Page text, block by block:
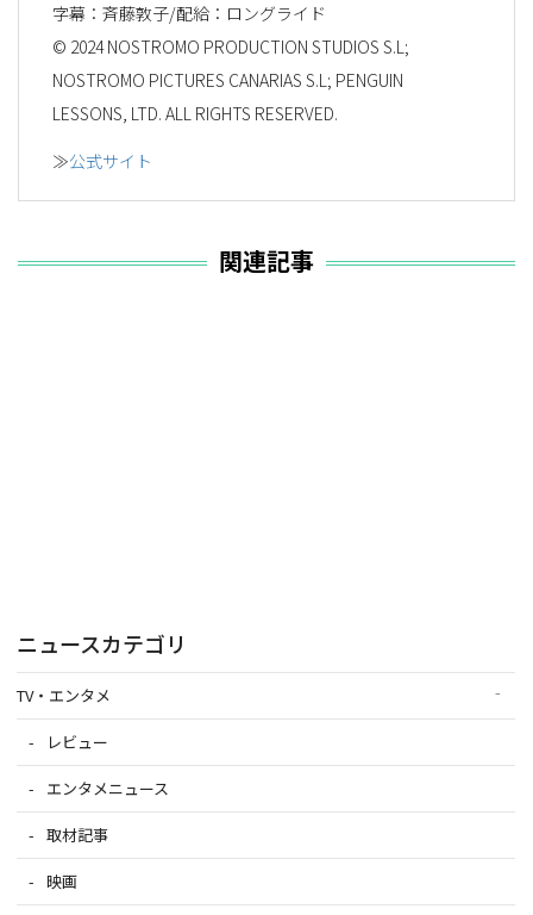
字幕：斉藤敦子/配給：ロングライド
© 2024 NOSTROMO PRODUCTION STUDIOS S.L;
NOSTROMO PICTURES CANARIAS S.L; PENGUIN
LESSONS, LTD. ALL RIGHTS RESERVED.
≫公式サイト
関連記事
ニュースカテゴリ
TV・エンタメ
レビュー
エンタメニュース
取材記事
映画